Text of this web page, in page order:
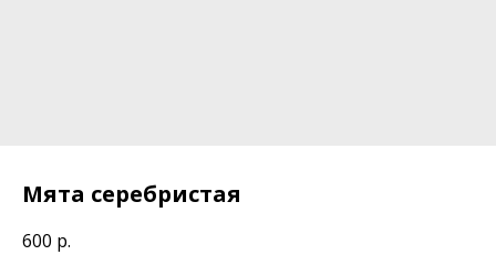
Мята серебристая
600 р.